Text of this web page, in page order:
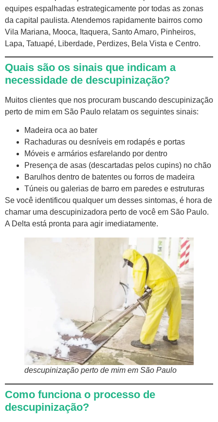
equipes espalhadas estrategicamente por todas as zonas
da capital paulista. Atendemos rapidamente bairros como
Vila Mariana, Mooca, Itaquera, Santo Amaro, Pinheiros,
Lapa, Tatuapé, Liberdade, Perdizes, Bela Vista e Centro.
Quais são os sinais que indicam a
necessidade de descupinização?
Muitos clientes que nos procuram buscando descupinização
perto de mim em São Paulo relatam os seguintes sinais:
Madeira oca ao bater
Rachaduras ou desníveis em rodapés e portas
Móveis e armários esfarelando por dentro
Presença de asas (descartadas pelos cupins) no chão
Barulhos dentro de batentes ou forros de madeira
Túneis ou galerias de barro em paredes e estruturas
Se você identificou qualquer um desses sintomas, é hora de
chamar uma descupinizadora perto de você em São Paulo.
A Delta está pronta para agir imediatamente.
descupinização perto de mim em São Paulo
Como funciona o processo de
descupinização?